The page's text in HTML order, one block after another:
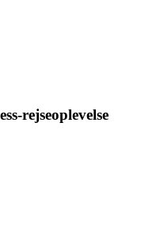
rejseoplevelse